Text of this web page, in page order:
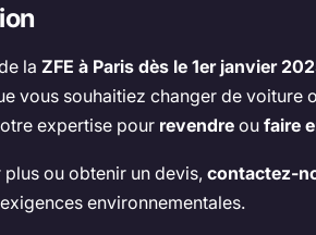
la ZFE à Paris dès le 1er janvier
vous souhaitiez changer de voiture
expertise pour revendre ou faire
plus ou obtenir un devis, contactez-
environnementales.